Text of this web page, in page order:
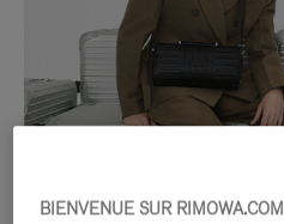
BIENVENUE SUR RIMOWA.COM